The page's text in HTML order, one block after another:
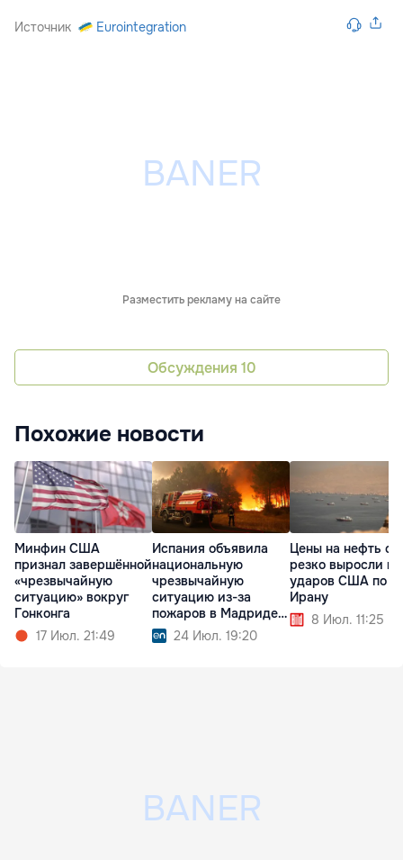
Источник Eurointegration
Разместить рекламу на сайте
Обсуждения 10
Похожие новости
Минфин США
признал завершённой
«чрезвычайную
ситуацию» вокруг
Гонконга
17 Июл. 21:49
Испания объявила
национальную
чрезвычайную
ситуацию из-за
пожаров в Мадриде и
Авиле24 Июл. 19:20
Цены на нефть
резко выросли
ударов США по
Ирану
8 Июл. 11:25